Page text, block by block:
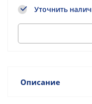
Уточнить
Описание